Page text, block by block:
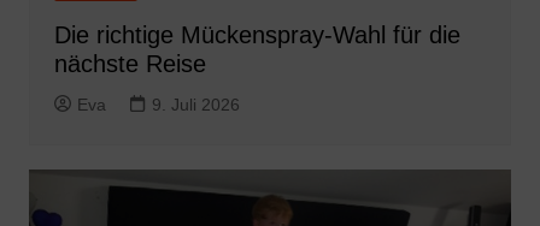
Die richtige Mückenspray-Wahl für die
nächste Reise
Eva 9. Juli 2026